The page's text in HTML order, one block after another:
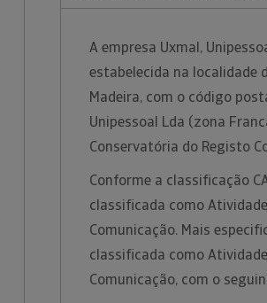
A empresa Uxmal,
estabelecida na localidade
Madeira, com o código
Unipessoal Lda (zona
Conservatória do Registo
Conforme a classificação
classificada como
Comunicação. Mais
classificada como
Comunicação, com o